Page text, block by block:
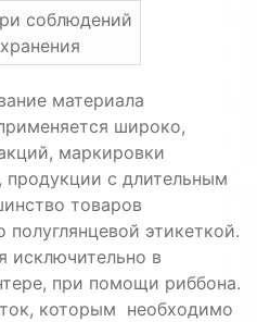
соблюдений
материала
широко,
маркировки
с длительным
товаров
этикеткой.
исключительно в
при помощи риббона.
которым необходимо